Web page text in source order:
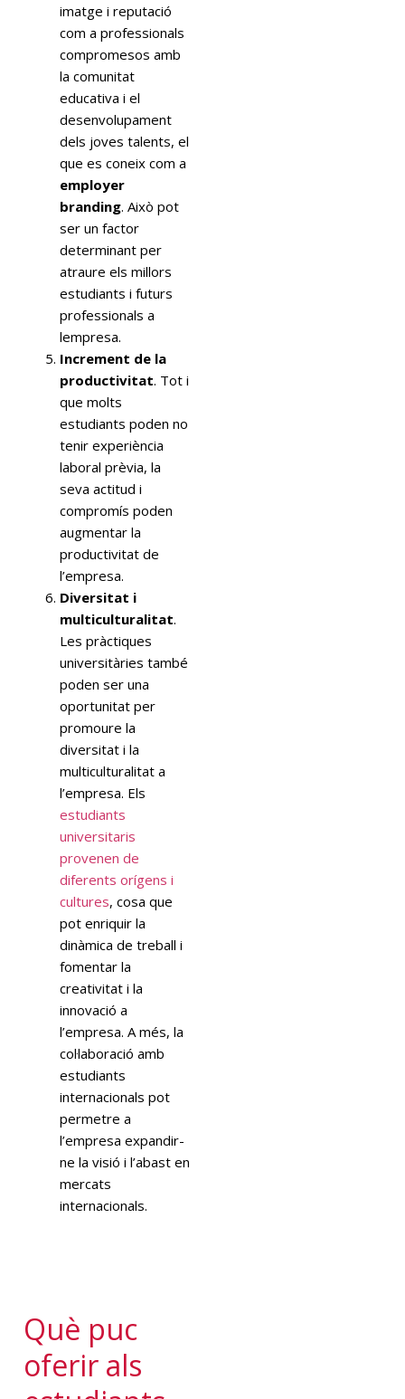
imatge i reputació
com a professionals
compromesos amb
la comunitat
educativa i el
desenvolupament
dels joves talents, el
que es coneix com a
employer
branding. Això pot
ser un factor
determinant per
atraure els millors
estudiants i futurs
professionals a
lempresa.
Increment de la
productivitat. Tot i
que molts
estudiants poden no
tenir experiència
laboral prèvia, la
seva actitud i
compromís poden
augmentar la
productivitat de
l’empresa.
Diversitat i
multiculturalitat.
Les pràctiques
universitàries també
poden ser una
oportunitat per
promoure la
diversitat i la
multiculturalitat a
l’empresa. Els
estudiants
universitaris
provenen de
diferents orígens i
cultures, cosa que
pot enriquir la
dinàmica de treball i
fomentar la
creativitat i la
innovació a
l’empresa. A més, la
col·laboració amb
estudiants
internacionals pot
permetre a
l’empresa expandir-
ne la visió i l’abast en
mercats
internacionals.
Què puc
oferir als